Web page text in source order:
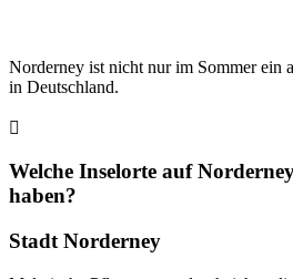
Norderney ist nicht nur im Sommer ein
in Deutschland.
Welche Inselorte auf
haben?
Stadt Norderney